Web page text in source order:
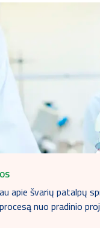
apie švarių patalpų
nuo pradinio